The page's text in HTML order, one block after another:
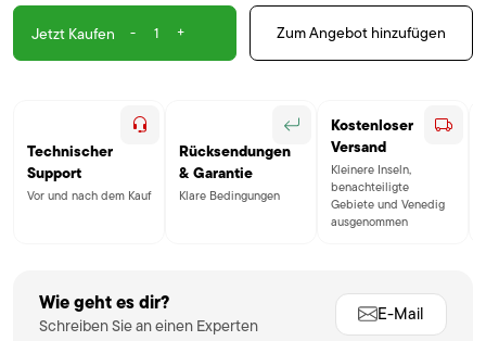
Jetzt Kaufen - + Zum Angebot hinzufügen
Technischer
Support
Vor und nach dem Kauf
Rücksendungen
& Garantie
Klare Bedingungen
Kostenloser
Versand
Kleinere Inseln,
benachteiligte
Gebiete und Venedig
ausgenommen
Wie geht es dir?
Schreiben Sie an einen Experten
E-Mail